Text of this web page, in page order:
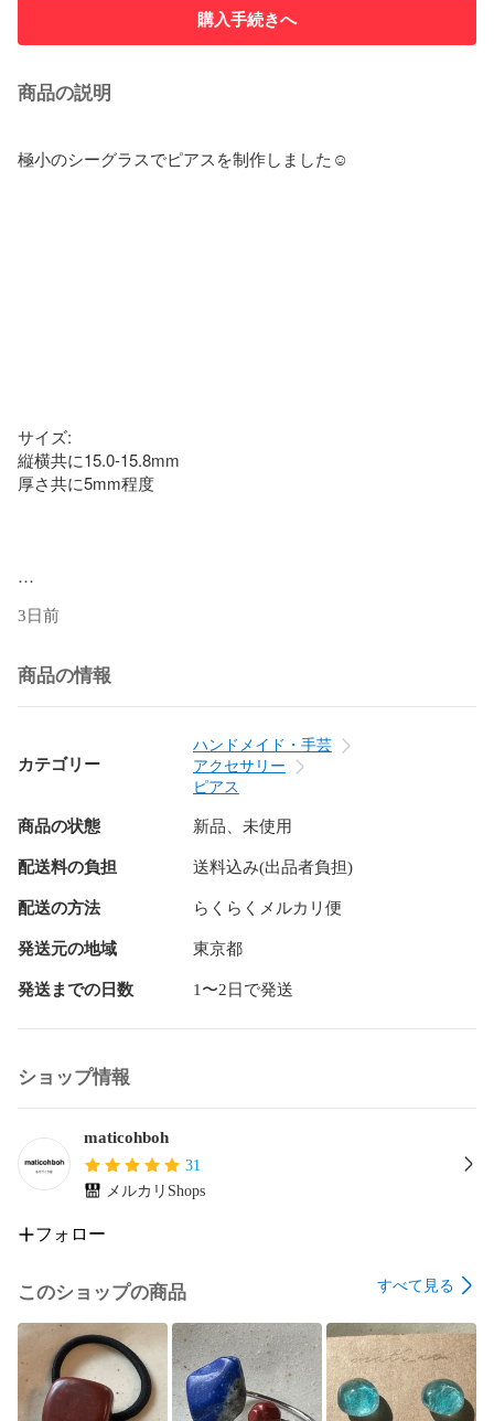
購入手続きへ
商品の説明
極小のシーグラスでピアスを制作しました☺︎
サイズ:
縦横共に15.0-15.8mm
厚さ共に5mm程度
ハンドメイド
レジン
シーグラス
グリーン
ピアス
シルバー
夏
summer
幸せが訪れますように
maticohboh
3日前
商品の情報
カテゴリー
ハンドメイド・手芸
アクセサリー
ピアス
商品の状態 新品、未使用
配送料の負担 送料込み(出品者負担)
配送の方法 らくらくメルカリ便
発送元の地域 東京都
発送までの日数 1〜2日で発送
ショップ情報
maticohboh
31
メルカリShops
フォロー
このショップの商品 すべて見る